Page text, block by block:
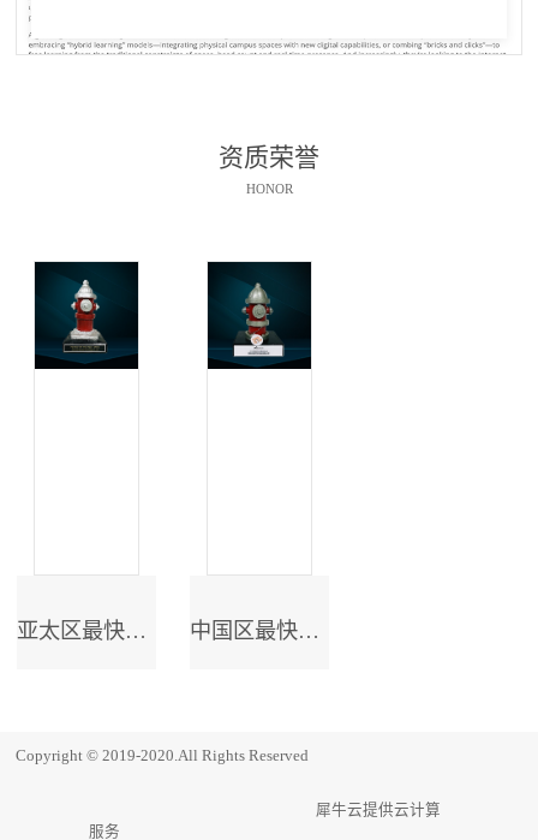
资质荣誉
HONOR
亚太区最快成长奖 中国区最快成长奖
Copyright © 2019-2020.All Rights Reserved
犀牛云提供云计算
服务